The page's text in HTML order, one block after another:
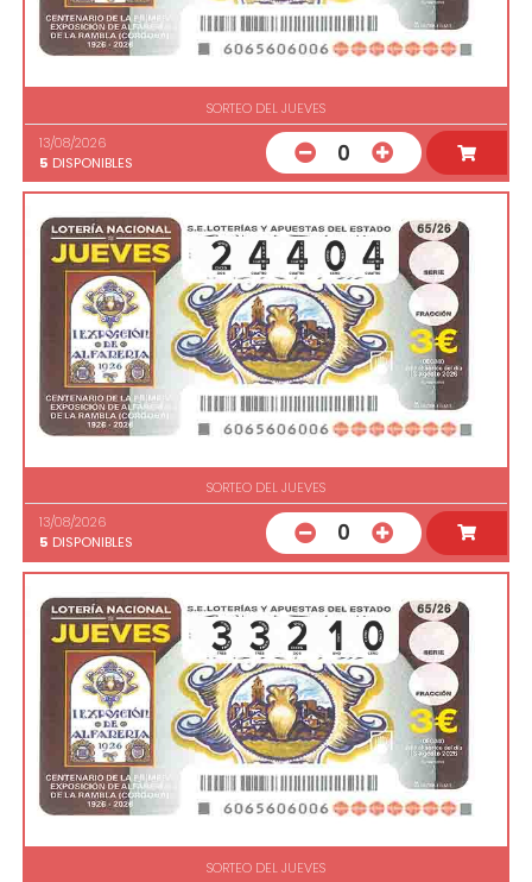
SORTEO DEL JUEVES
13/08/2026
5 DISPONIBLES 0
SORTEO DEL JUEVES
13/08/2026
5 DISPONIBLES 0
SORTEO DEL JUEVES